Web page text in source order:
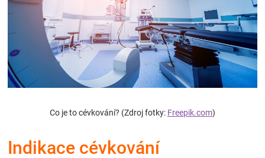
děti
Těhotenské
Novinky
Co je to cévkování? (Zdroj fotky: Freepik.com)
Indikace cévkování